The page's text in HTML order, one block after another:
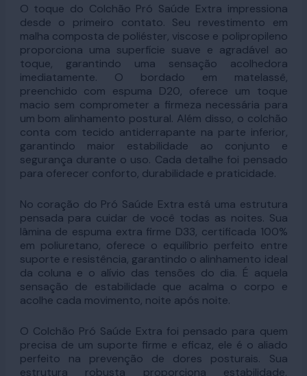
O toque do Colchão Pró Saúde Extra impressiona
desde o primeiro contato. Seu revestimento em
malha composta de poliéster, viscose e polipropileno
proporciona uma superfície suave e agradável ao
toque, garantindo uma sensação acolhedora
imediatamente. O bordado em matelassê,
preenchido com espuma D20, oferece um toque
macio sem comprometer a firmeza necessária para
um bom alinhamento postural. Além disso, o colchão
conta com tecido antiderrapante na parte inferior,
garantindo maior estabilidade ao conjunto e
segurança durante o uso. Cada detalhe foi pensado
para oferecer conforto, durabilidade e praticidade.
No coração do Pró Saúde Extra está uma estrutura
pensada para cuidar de você todas as noites. Sua
lâmina de espuma extra firme D33, certificada 100%
em poliuretano, oferece o equilíbrio perfeito entre
suporte e resistência, garantindo o alinhamento ideal
da coluna e o alívio das tensões do dia. É aquela
sensação de estabilidade que acalma o corpo e
acolhe cada movimento, noite após noite.
O Colchão Pró Saúde Extra foi pensado para quem
precisa de um suporte firme e eficaz, ele é o aliado
perfeito na prevenção de dores posturais. Sua
estrutura robusta proporciona estabilidade,